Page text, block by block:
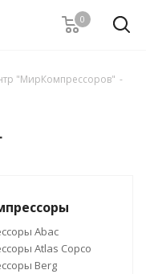
0
"МирКомпрессоров" -
Abac
Atlas Copco
Berg